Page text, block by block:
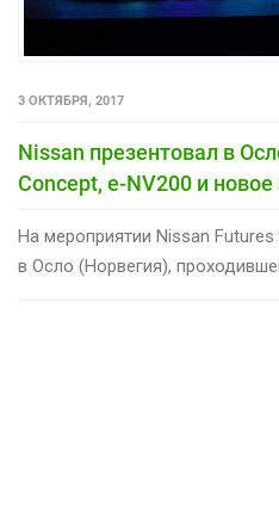
3 ОКТЯБРЯ, 2017
Nissan презентовал в
Concept, e-NV200 и
На мероприятии Nissan Futures
в Осло (Норвегия),